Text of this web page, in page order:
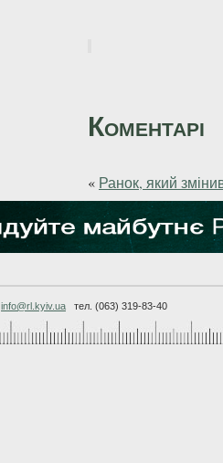
Коментарі
« Ранок, який
info@rl.kyiv.ua тел. (063) 319-83-40